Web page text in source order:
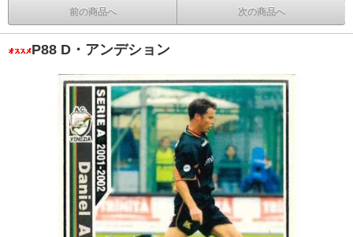
前の商品へ 次の商品へ
P88 D・アンデション